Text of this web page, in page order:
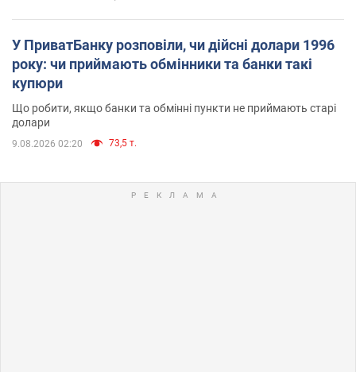
У ПриватБанку розповіли, чи дійсні долари 1996
року: чи приймають обмінники та банки такі
купюри
Що робити, якщо банки та обмінні пункти не приймають старі
долари
9.08.2026 02:20 73,5 т.